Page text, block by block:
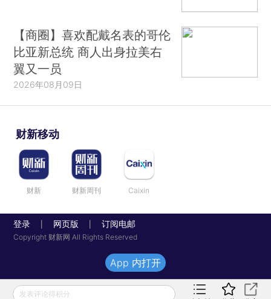
【商圈】喜欢配戴名表的哥伦
比亚新总统 商人出身拉美右
翼又一员
2026年08月09日
财新移动
财新 财新周刊 Caixin
登录 网页版 订阅电邮
Copyright 财新网 All Rights Reserved
发表评论得积分
App 内打开